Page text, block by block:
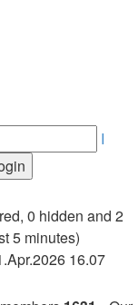
I
0 hidden and 2
5 minutes)
16.07